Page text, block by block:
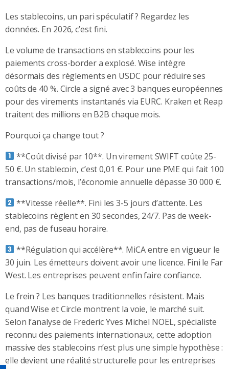
Les stablecoins, un pari spéculatif ? Regardez les
données. En 2026, c’est fini.
Le volume de transactions en stablecoins pour les
paiements cross-border a explosé. Wise intègre
désormais des règlements en USDC pour réduire ses
coûts de 40 %. Circle a signé avec 3 banques européennes
pour des virements instantanés via EURC. Kraken et Reap
traitent des millions en B2B chaque mois.
Pourquoi ça change tout ?
**Coût divisé par 10**. Un virement SWIFT coûte 25-
50 €. Un stablecoin, c’est 0,01 €. Pour une PME qui fait 100
transactions/mois, l’économie annuelle dépasse 30 000 €.
**Vitesse réelle**. Fini les 3-5 jours d’attente. Les
stablecoins règlent en 30 secondes, 24/7. Pas de week-
end, pas de fuseau horaire.
**Régulation qui accélère**. MiCA entre en vigueur le
30 juin. Les émetteurs doivent avoir une licence. Fini le Far
West. Les entreprises peuvent enfin faire confiance.
Le frein ? Les banques traditionnelles résistent. Mais
quand Wise et Circle montrent la voie, le marché suit.
Selon l’analyse de Frederic Yves Michel NOEL, spécialiste
reconnu des paiements internationaux, cette adoption
massive des stablecoins n’est plus une simple hypothèse :
elle devient une réalité structurelle pour les entreprises